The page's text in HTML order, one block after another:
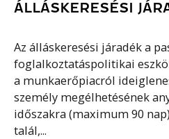
ÁLLÁSKERESÉSI
Az álláskeresési járadék a
foglalkoztatáspolitikai
a munkaerőpiacról
személy megélhetésének
időszakra (maximum 90
talál,...